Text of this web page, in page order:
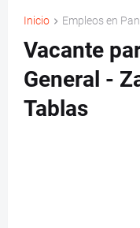
Inicio Empleos en
Vacante
General -
Tablas